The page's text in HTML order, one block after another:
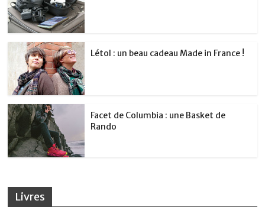
Létol : un beau cadeau Made in France !
Facet de Columbia : une Basket de
Rando
Livres